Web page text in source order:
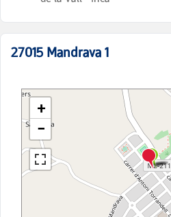
27015 Mandrava 1